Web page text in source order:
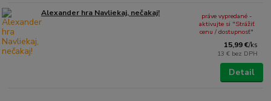
Alexander hra Navliekaj, nečakaj!
15,99 €/ks
13 € bez DPH
práve vypredané -
aktivujte si "Strážiť
cenu / dostupnosť"
Detail